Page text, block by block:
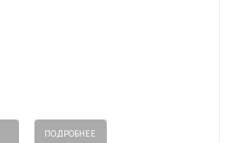
ПОДРОБНЕЕ